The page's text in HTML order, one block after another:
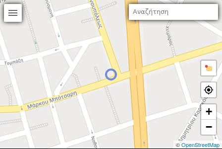
+
−
©OpenStreetMap